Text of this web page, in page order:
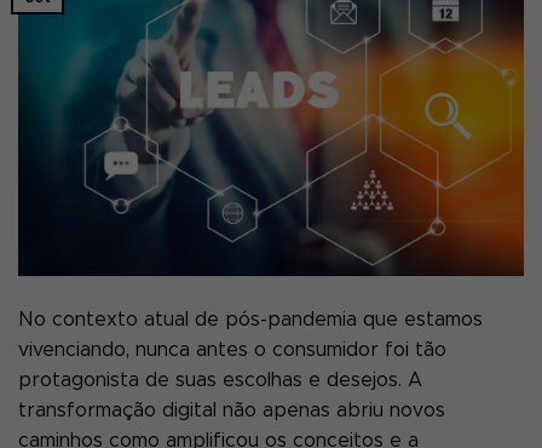
No contexto atual de pós-pandemia que estamos
vivenciando, nunca antes o consumidor foi tão
protagonista de suas escolhas e desejos. A
transformação digital não apenas abriu novos
caminhos como amplificou os conceitos e a